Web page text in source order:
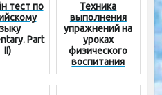
тест по
Part
II)
Техника
выполнения
упражнений на
уроках
физического
воспитания